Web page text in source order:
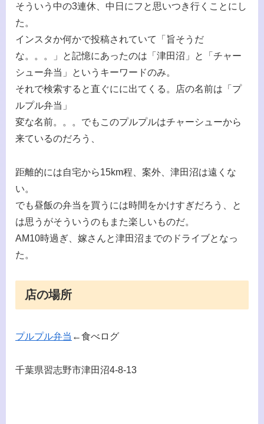
そういう中の3連休、中日にフと思いつき行くことにし
た。
インスタか何かで投稿されていて「旨そうだ
な。。。」と記憶にあったのは「津田沼」と「チャー
シュー弁当」というキーワードのみ。
それで検索すると直ぐにに出てくる。店の名前は「プ
ルプル弁当」
変な名前。。。でもこのプルプルはチャーシューから
来ているのだろう、
距離的には自宅から15km程、案外、津田沼は遠くな
い。
でも昼飯の弁当を買うには時間をかけすぎだろう、と
は思うがそういうのもまた楽しいものだ。
AM10時過ぎ、嫁さんと津田沼までのドライブとなっ
た。
店の場所
プルプル弁当 ←食べログ
千葉県習志野市津田沼4-8-13